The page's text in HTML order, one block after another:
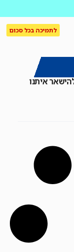
לתמיכה בכל סכום
איתנו